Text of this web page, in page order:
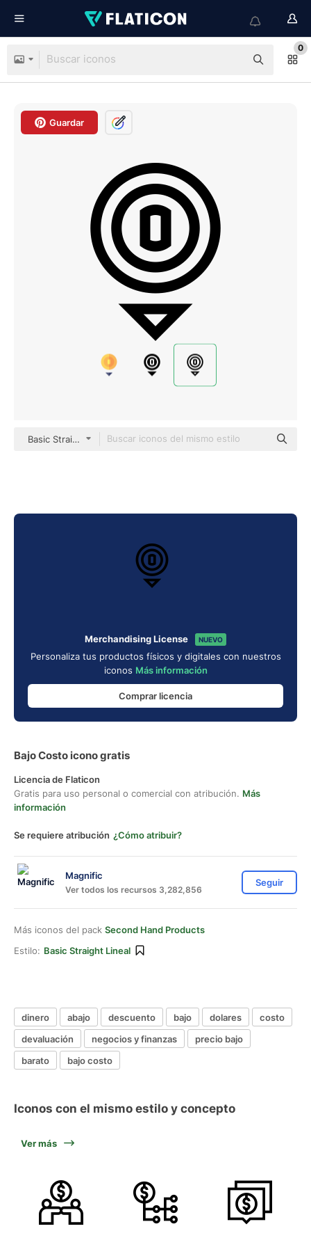
0
Guardar
Basic Straight Lineal
Merchandising License NUEVO
Personaliza tus productos físicos y digitales con nuestros
iconos Más información
Comprar licencia
Bajo Costo icono gratis
Licencia de Flaticon
Gratis para uso personal o comercial con atribución. Más
información
Se requiere atribución ¿Cómo atribuir?
Magnific
Ver todos los recursos 3,282,856
Seguir
Más iconos del pack Second Hand Products
Estilo: Basic Straight Lineal
dinero abajo descuento bajo dolares
costo
devaluación
negocios y finanzas
precio bajo
barato
bajo costo
Iconos con el mismo estilo y concepto
Ver más